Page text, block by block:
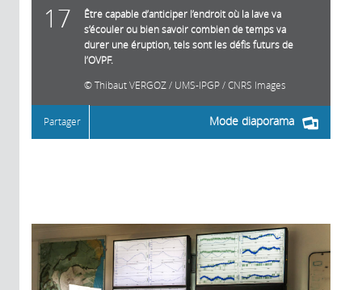
17
Être capable d’anticiper l’endroit où la lave va
s’écouler ou bien savoir combien de temps va
durer une éruption, tels sont les défis futurs de
l’OVPF.
Thibaut VERGOZ / UMS-IPGP / CNRS Images
Mode diaporama
Partager